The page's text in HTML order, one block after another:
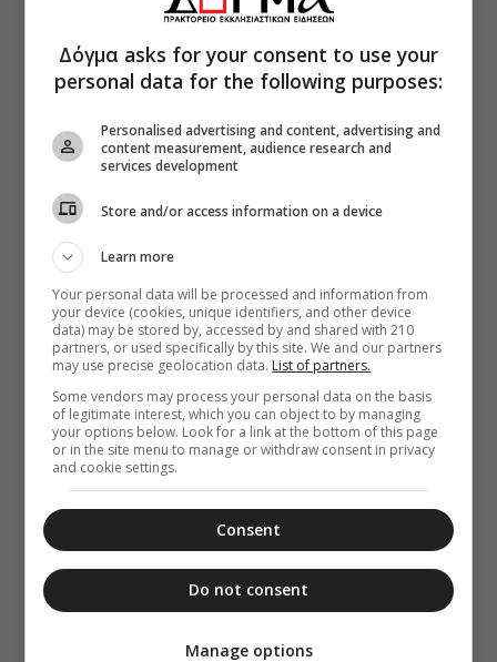
Δόγμα asks for your consent to use your
personal data for the following purposes:
Personalised advertising and content, advertising and
content measurement, audience research and
services development
Store and/or access information on a device
Learn more
Your personal data will be processed and information from
your device (cookies, unique identifiers, and other device
data) may be stored by, accessed by and shared with 210
partners, or used specifically by this site. We and our partners
may use precise geolocation data. List of partners.
Some vendors may process your personal data on the basis
of legitimate interest, which you can object to by managing
your options below. Look for a link at the bottom of this page
or in the site menu to manage or withdraw consent in privacy
and cookie settings.
Consent
Do not consent
Manage options